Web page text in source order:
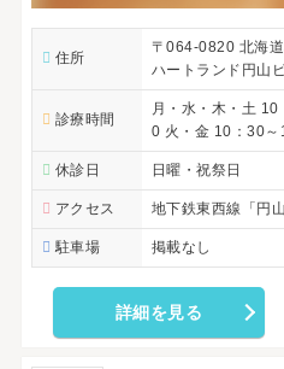
住所
〒064-0820 北海
ハートランド円山
診療時間
月・水・木・土
0 火・金 10：30
休診日 日曜・祝祭日
アクセス 地下鉄東西線「円
駐車場 掲載なし
詳細を見る